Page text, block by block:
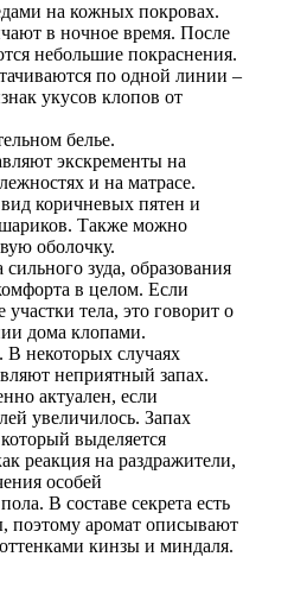
на кожных покровах.
в ночное время. После
небольшие покраснения.
по одной линии –
укусов клопов от
белье.
экскременты на
и на матрасе.
коричневых пятен и
Также можно
оболочку.
зуда, образования
в целом. Если
тела, это говорит о
дома клопами.
В некоторых случаях
неприятный запах.
актуален, если
увеличилось. Запах
выделяется
реакция на раздражители,
особей
В составе секрета есть
поэтому аромат описывают
кинзы и миндаля.